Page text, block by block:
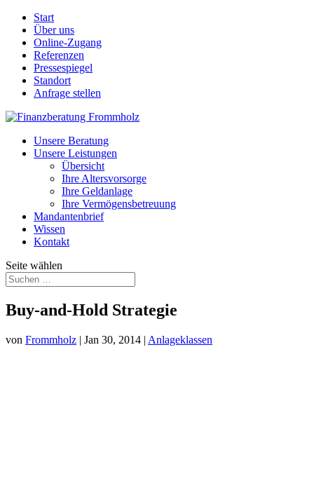
Start
Über uns
Online-Zugang
Referenzen
Pressespiegel
Standort
Anfrage stellen
Unsere Beratung
Unsere Leistungen
Übersicht
Ihre Altersvorsorge
Ihre Geldanlage
Ihre Vermögensbetreuung
Mandantenbrief
Wissen
Kontakt
Seite wählen
Buy-and-Hold Strategie
von Frommholz | Jan 30, 2014 | Anlageklassen